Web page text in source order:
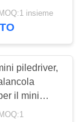
8 metri
un
insieme
piledriver,
il mini